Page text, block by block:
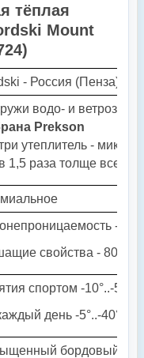
тёплая
Mount
- Россия (Пенза)
водо- и
Prekson
утеплитель -
1,5 раза толще всех
- 8
свойства - 8000
спортом -10°..-50°С
день -5°..-40°С
бордовый